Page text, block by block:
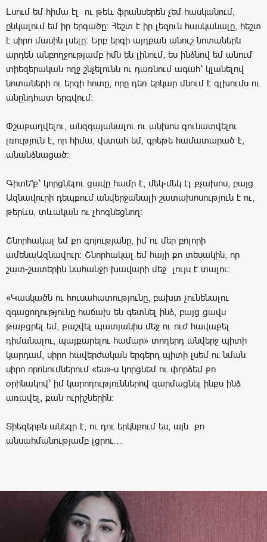
Լսում եմ հիմա էլ ու թեև ֆրանսերեն չեմ հասկանում,
ընկալում եմ իր երգածը: Հեշտ է իր լեզուն հասկանալը, հեշտ
է սիրո մասին լսելը: Երբ երգի այդքան անուշ նոտաներն
արդեն անբողջությամբ իմն են լինում, ես ինձնով եմ անում
տիեզերական ողջ շնչելունն ու դառնում ագահ՝ կլանելով
նոտաների ու երգի հոտը, որը դեռ երկար մնում է գլխումս ու
անընդհատ երգվում:
Փշաքաղվելու, անզգայանալու ու անխոս գունատվելու
լռություն է, որ հիմա, վստահ եմ, գրեթե համատարած է,
անանձնացած:
Գիտե՞ք՝ կորցնելու ցավը համր է, մեկ-մեկ էլ քչախոս, բայց
Ազնավուրի դեպքում անվերջանալի շատախոսություն է ու,
թերևս, տևական ու չհոգնեցնող:
Շնորհակալ եմ քո գոյությանը, իմ ու մեր բոլորի
ամենաԱզնավուր: Շնորհակալ եմ հայի քո տեսակին, որ
շատ-շատերին նահանջի խավարի մեջ լույս է տալու:
«Կասկածն ու հուսահատությունը, բախտ չունենալու
զգացողությունը հաճախ են գետնել ինձ, բայց ցավս
թաքցրել եմ, քաշվել պատյանիս մեջ ու ուժ հավաքել
դիմանալու, պայքարելու համար» տողերդ անվերջ պիտի
կարդամ, սիրո հավերժական երգերդ պիտի լսեմ ու նման
սիրո որոնումներում «ես»-ս կորցնեմ ու փորձեմ քո
օրինակով՝ իմ կարողություններով զարմացնել ինքս ինձ
առավել, քան ուրիշներին:
Տիեզերքն անեզր է, ու դու երկնքում ես, այն քո
անսահմանությամբ լցրու…